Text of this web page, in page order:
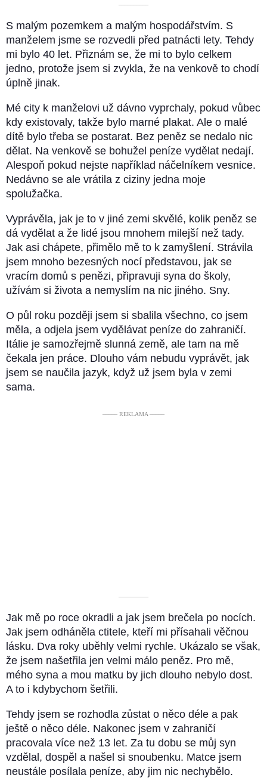
––––––––––
S malým pozemkem a malým hospodářstvím. S
manželem jsme se rozvedli před patnácti lety. Tehdy
mi bylo 40 let. Přiznám se, že mi to bylo celkem
jedno, protože jsem si zvykla, že na venkově to chodí
úplně jinak.
Mé city k manželovi už dávno vyprchaly, pokud vůbec
kdy existovaly, takže bylo marné plakat. Ale o malé
dítě bylo třeba se postarat. Bez peněz se nedalo nic
dělat. Na venkově se bohužel peníze vydělat nedají.
Alespoň pokud nejste například náčelníkem vesnice.
Nedávno se ale vrátila z ciziny jedna moje
spolužačka.
Vyprávěla, jak je to v jiné zemi skvělé, kolik peněz se
dá vydělat a že lidé jsou mnohem milejší než tady.
Jak asi chápete, přimělo mě to k zamyšlení. Strávila
jsem mnoho bezesných nocí představou, jak se
vracím domů s penězi, připravuji syna do školy,
užívám si života a nemyslím na nic jiného. Sny.
O půl roku později jsem si sbalila všechno, co jsem
měla, a odjela jsem vydělávat peníze do zahraničí.
Itálie je samozřejmě slunná země, ale tam na mě
čekala jen práce. Dlouho vám nebudu vyprávět, jak
jsem se naučila jazyk, když už jsem byla v zemi
sama.
––––– REKLAMA –––––
––––––––––
Jak mě po roce okradli a jak jsem brečela po nocích.
Jak jsem odháněla ctitele, kteří mi přísahali věčnou
lásku. Dva roky uběhly velmi rychle. Ukázalo se však,
že jsem našetřila jen velmi málo peněz. Pro mě,
mého syna a mou matku by jich dlouho nebylo dost.
A to i kdybychom šetřili.
Tehdy jsem se rozhodla zůstat o něco déle a pak
ještě o něco déle. Nakonec jsem v zahraničí
pracovala více než 13 let. Za tu dobu se můj syn
vzdělal, dospěl a našel si snoubenku. Matce jsem
neustále posílala peníze, aby jim nic nechybělo.